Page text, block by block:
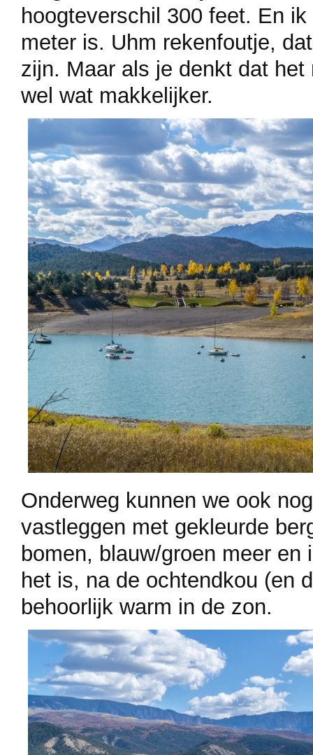
hoogteverschil 300 feet. En
meter is. Uhm rekenfoutje,
zijn. Maar als je denkt dat
wel wat makkelijker.
Onderweg kunnen we ook
vastleggen met gekleurde
bomen, blauw/groen meer
het is, na de ochtendkou (en
behoorlijk warm in de zon.